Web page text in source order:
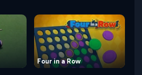
Four in a Row